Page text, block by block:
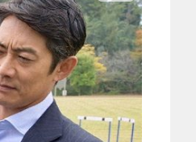
『アイ＝ラブ！げーみんぐ』＝LOV